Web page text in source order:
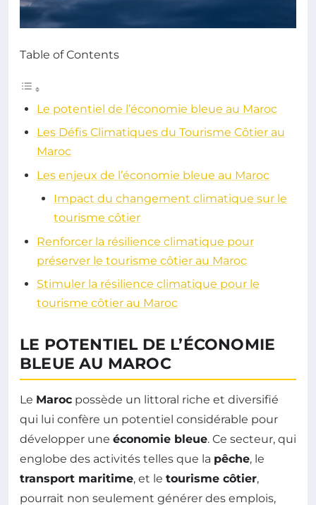
Table of Contents
Le potentiel de l’économie bleue au Maroc
Les Défis Climatiques du Tourisme Côtier au
Maroc
Les enjeux de l’économie bleue au Maroc
Impact du changement climatique sur le
tourisme côtier
Renforcer la résilience climatique pour
préserver le tourisme côtier au Maroc
Stimuler la résilience climatique pour le
tourisme côtier au Maroc
LE POTENTIEL DE L’ÉCONOMIE
BLEUE AU MAROC
Le Maroc possède un littoral riche et diversifié
qui lui confère un potentiel considérable pour
développer une économie bleue. Ce secteur, qui
englobe des activités telles que la pêche, le
transport maritime, et le tourisme côtier,
pourrait non seulement générer des emplois,